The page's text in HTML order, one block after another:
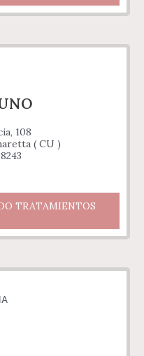
108
( CU )
TRATAMIENTOS